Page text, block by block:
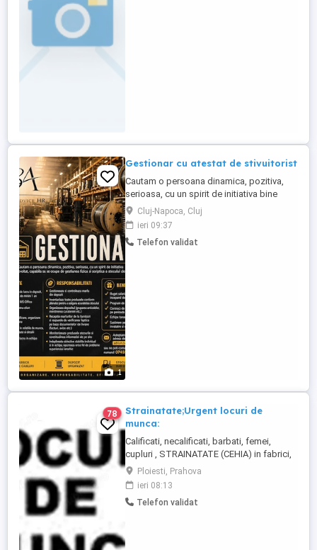
1
Gestionar cu atestat de stivuitorist
Cautam o persoana dinamica, pozitiva,
serioasa, cu un spirit de initiativa bine
dezvoltat, capabila sa se ocupe de
gestiunea fizica si scriptica a stocului de
marfa. Localitatea Gilau CERINTE:
experienta diversa de lucru in depozit, pe
Cluj-Napoca, Cluj
ieri 09:37
Telefon validat
78
Strainatate;Urgent locuri de
munca:
Calificati, necalificati, barbati, femei,
cupluri , STRAINATATE (CEHIA) in fabrici,
agricultura, depozite,
constructii(FATADE,ZIDARI,RGIPSARI etc),
lacatuserie, sudura etc.PLECARI
URGENTE. TRANSPORT ASIGURAT DE
Ploiesti, Prahova
ieri 08:13
Telefon validat